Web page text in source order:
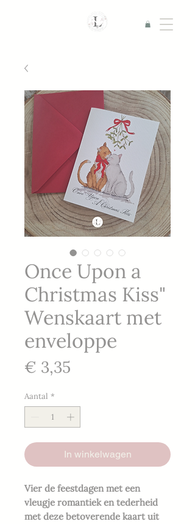
Once Upon a
Christmas Kiss"
Wenskaart met
enveloppe
€ 3,35
Aantal *
In winkelwagen
Vier de feestdagen met een
vleugje romantiek en tederheid
met deze betoverende kaart uit